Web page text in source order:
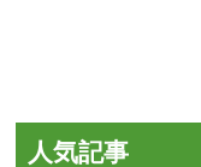
人気記事